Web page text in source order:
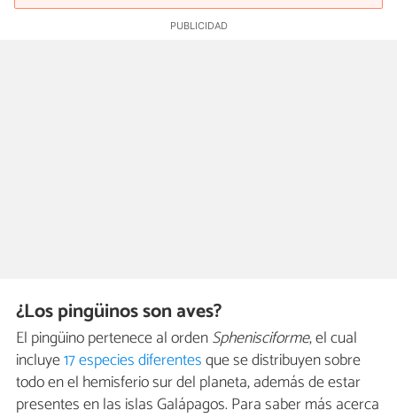
¿Los pingüinos son aves?
El pingüino pertenece al ordenSphenisciforme, el cual
incluye17 especies diferentesque se distribuyen sobre
todo en el hemisferio sur del planeta, además de estar
presentes en las islas Galápagos. Para saber más acerca